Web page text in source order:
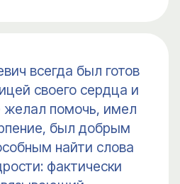
всегда был готов
своего сердца и
желал помочь, имел
был добрым
найти слова
фактически